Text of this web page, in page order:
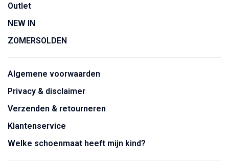
Outlet
NEW IN
ZOMERSOLDEN
Algemene voorwaarden
Privacy & disclaimer
Verzenden & retourneren
Klantenservice
Welke schoenmaat heeft mijn kind?